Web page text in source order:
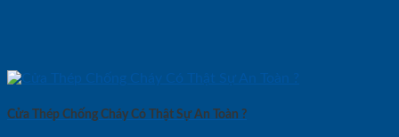
Cửa Thép Chống Cháy Có Thật Sự An Toàn ?